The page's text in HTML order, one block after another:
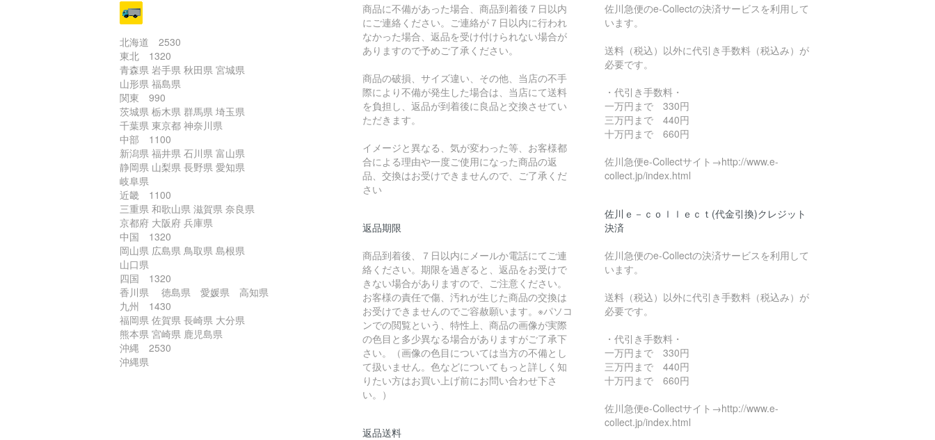
北海道 2530
東北 1320
青森県 岩手県 秋田県 宮城県
山形県 福島県
関東 990
茨城県 栃木県 群馬県 埼玉県
千葉県 東京都 神奈川県
中部 1100
新潟県 福井県 石川県 富山県
静岡県 山梨県 長野県 愛知県
岐阜県
近畿 1100
三重県 和歌山県 滋賀県 奈良県
京都府 大阪府 兵庫県
中国 1320
岡山県 広島県 鳥取県 島根県
山口県
四国 1320
香川県 徳島県 愛媛県 高知県
九州 1430
福岡県 佐賀県 長崎県 大分県
熊本県 宮崎県 鹿児島県
沖縄 2530
沖縄県
商品に不備があった場合、商品到着後７日以内
にご連絡ください。ご連絡が７日以内に行われ
なかった場合、返品を受け付けられない場合が
ありますので予めご了承ください。
商品の破損、サイズ違い、その他、当店の不手
際により不備が発生した場合は、当店にて送料
を負担し、返品が到着後に良品と交換させてい
ただきます。
イメージと異なる、気が変わった等、お客様都
合による理由や一度ご使用になった商品の返
品、交換はお受けできませんので、ご了承くだ
さい
返品期限
商品到着後、７日以内にメールか電話にてご連
絡ください。期限を過ぎると、返品をお受けで
きない場合がありますので、ご注意ください。
お客様の責任で傷、汚れが生じた商品の交換は
お受けできませんのでご容赦願います。※パソコ
ンでの閲覧という、特性上、商品の画像が実際
の色目と多少異なる場合がありますがご了承下
さい。（画像の色目については当方の不備とし
て扱いません。色などについてもっと詳しく知
りたい方はお買い上げ前にお問い合わせ下さ
い。）
返品送料
佐川急便のe-Collectの決済サービスを利用して
います。
送料（税込）以外に代引き手数料（税込み）が
必要です。
・代引き手数料・
一万円まで 330円
三万円まで 440円
十万円まで 660円
佐川急便e-Collectサイト→http://www.e-
collect.jp/index.html
佐川ｅ－ｃｏｌｌｅｃｔ(代金引換)クレジット
決済
佐川急便のe-Collectの決済サービスを利用して
います。
送料（税込）以外に代引き手数料（税込み）が
必要です。
・代引き手数料・
一万円まで 330円
三万円まで 440円
十万円まで 660円
佐川急便e-Collectサイト→http://www.e-
collect.jp/index.html